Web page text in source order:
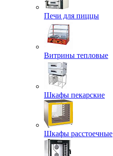
Печи для пиццы
Витрины тепловые
Шкафы пекарские
Шкафы расстоечные